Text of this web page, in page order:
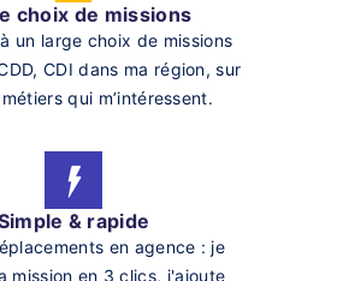
choix de missions
un large choix de missions
CDI dans ma région, sur
qui m’intéressent.
& rapide
en agence : je
mission en 3 clics, j'ajoute